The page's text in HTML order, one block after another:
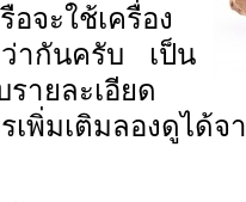
จะใช้เครื่อง
ว่ากันครับ เป็น
ายละเอียด
เพิ่มเติมลองดูได้